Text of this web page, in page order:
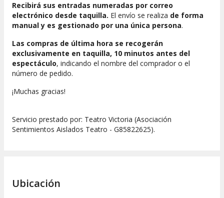
Recibirá sus entradas numeradas por correo
electrónico desde taquilla. El envío se realiza de forma
manual y es gestionado por una única persona.
Las compras de última hora se recogerán
exclusivamente en taquilla, 10 minutos antes del
espectáculo, indicando el nombre del comprador o el
número de pedido.
¡Muchas gracias!
Servicio prestado por: Teatro Victoria (Asociación
Sentimientos Aislados Teatro - G85822625).
Ubicación